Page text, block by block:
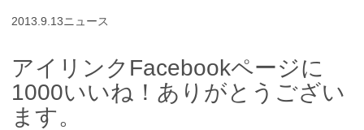
2013. 9.13ニュース
アイリンクFacebookページに
1000いいね！ありがとうござい
ます。